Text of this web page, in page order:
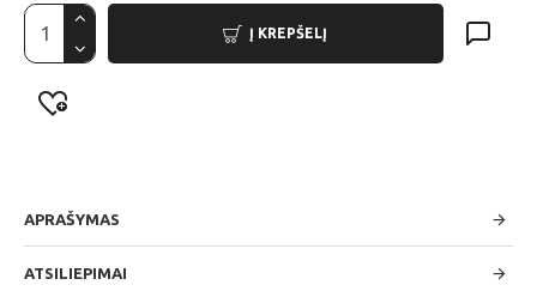
Į KREPŠELĮ
APRAŠYMAS
ATSILIEPIMAI